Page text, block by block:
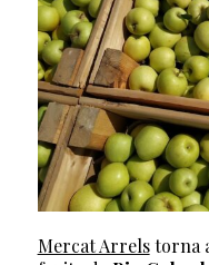
Mercat Arrelstorna